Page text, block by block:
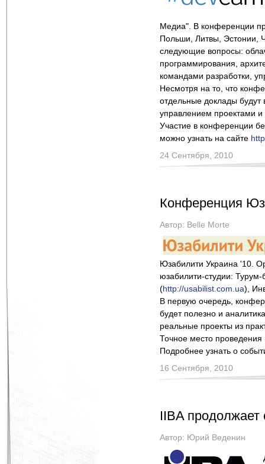
Медиа". В конференции
Польши, Литвы, Эстонии,
следующие вопросы:
программирования,
командами разработки,
Несмотря на то, что
отдельные доклады будут
управлением проектами
Участие в конференции
можно узнать на сайте
24 Сентября, 2010
Конференция
Автор: Belle Morte
Юзабилити Украина '10.
юзабилити-студии: Турум-
(http://usabilist.com.ua),
В первую очередь,
будет полезно и
реальные проекты из
Точное место
Подробнее узнать о
16 Сентября, 2010
IIBA продолжает
Автор: Юрий Веденин